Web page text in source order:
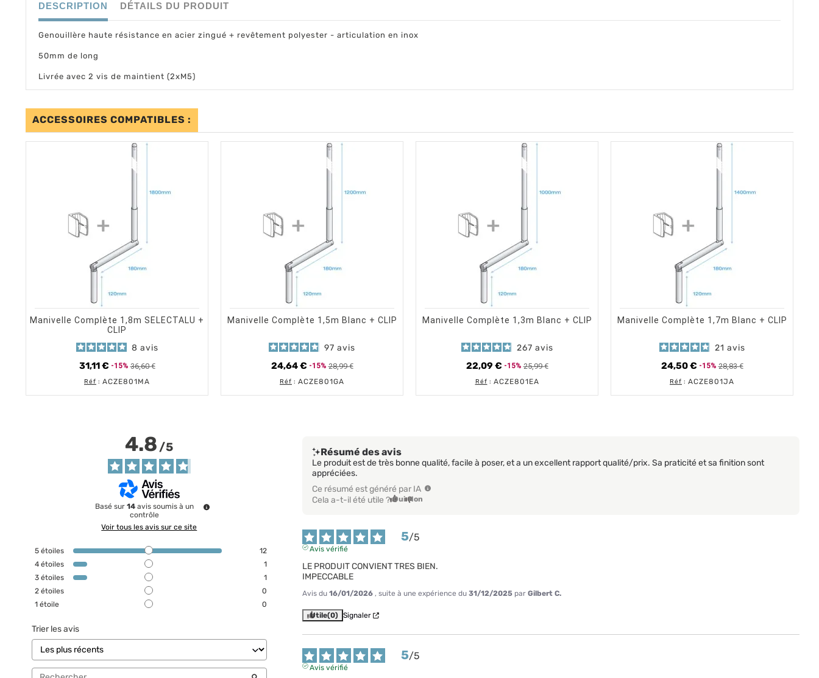
DESCRIPTION DÉTAILS DU PRODUIT
Genouillère haute résistance en acier zingué + revêtement polyester - articulation en inox
50mm de long
Livrée avec 2 vis de maintient (2xM5)
ACCESSOIRES COMPATIBLES :
shopping_cart
Manivelle Complète 1,8m SELECTALU +
CLIP
8 avis
31,11 € Prix de base
-15% 36,60 €
Prix
Réf : ACZE801MA
shopping_cart
Manivelle Complète 1,5m Blanc + CLIP
97 avis
24,64 € Prix de base
-15% 28,99 €
Prix
Réf : ACZE801GA
shopping_cart
Manivelle Complète 1,3m Blanc + CLIP
267 avis
22,09 € Prix de base
-15% 25,99 €
Prix
Réf : ACZE801EA
shopping_cart
Manivelle Complète 1,7m Blanc + CLIP
21 avis
24,50 € Prix de base
-15% 28,83 €
Prix
Réf : ACZE801JA
4.8/5
Basé sur14 avis soumis à un
contrôle
Voir tous les avis sur ce site
5 étoiles
12
4 étoiles
1
3 étoiles
1
2 étoiles
0
1 étoile 0
Trier les avis
Résumé des avis
Le produit est de très bonne qualité, facile à poser, et a un excellent rapport qualité/prix. Sa praticité et sa finition sont
appréciées.
Ce résumé est généré par IA
Cela a-t-il été utile ? Oui Non
5/5
Avis vérifié
LE PRODUIT CONVIENT TRES BIEN.
IMPECCABLE
Avis du 16/01/2026 , suite à une expérience du 31/12/2025 par Gilbert C.
Utile(0) Signaler
5/5
Avis vérifié